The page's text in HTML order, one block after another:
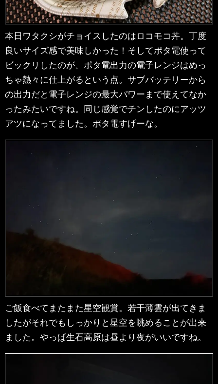
本日ワタクシがチョイスしたのはロコモコ丼。丁度
良いサイズ感で美味しかった！そしてポタ電使って
ビックリしたのが、ポタ電出力の電子レンジはめっ
ちゃ熱々に仕上がるという点。サブバッテリーから
の出力だと電子レンジの最大パワーまで使えてなか
ったみたいですね。同じ感覚でチンしたのにアッツ
アツになってました。ポタ電すげーな。
ご飯食べてまたまた星空観賞。若干薄雲が出てきま
したがそれでもしっかりと星空を眺めることが出来
ました。やっぱ生石高原は昼より夜がいいですね。